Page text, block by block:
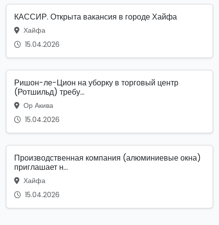
КАССИР. Открыта вакансия в городе Хайфа
Хайфа
15.04.2026
Ришон-ле-Цион на уборку в торговый центр
(Ротшильд) требу...
Ор Акива
15.04.2026
Производственная компания (алюминиевые окна)
приглашает н...
Хайфа
15.04.2026